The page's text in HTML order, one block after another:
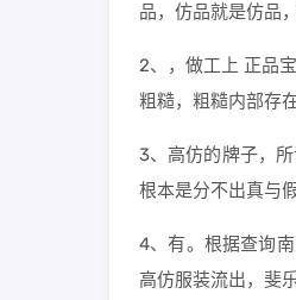
品，仿品就是仿品
2、，做工上 正品
粗糙，粗糙内部存
3、高仿的牌子，
根本是分不出真与假
4、有。根据查询
高仿服装流出，斐